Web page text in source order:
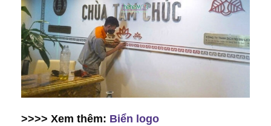
>>>> Xem thêm: Biển logo